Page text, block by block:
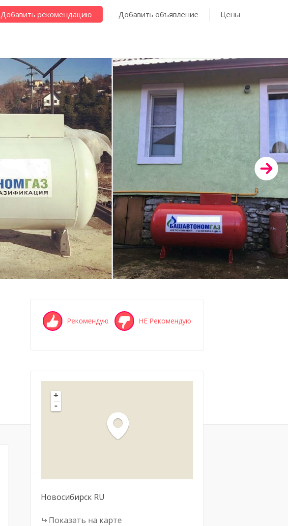
Добавить рекомендацию Добавить объявление Цены
Рекомендую НЕ Рекомендую
+
-
Новосибирск RU
Показать на карте